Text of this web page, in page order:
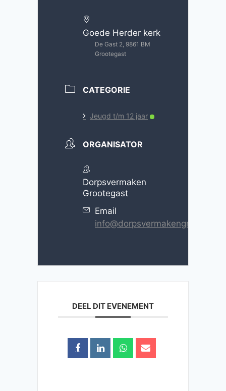
Goede Herder kerk
De Gast 2, 9861 BM
Grootegast
CATEGORIE
Jeugd t/m 12 jaar
ORGANISATOR
Dorpsvermaken
Grootegast
Email
DEEL DIT EVENEMENT